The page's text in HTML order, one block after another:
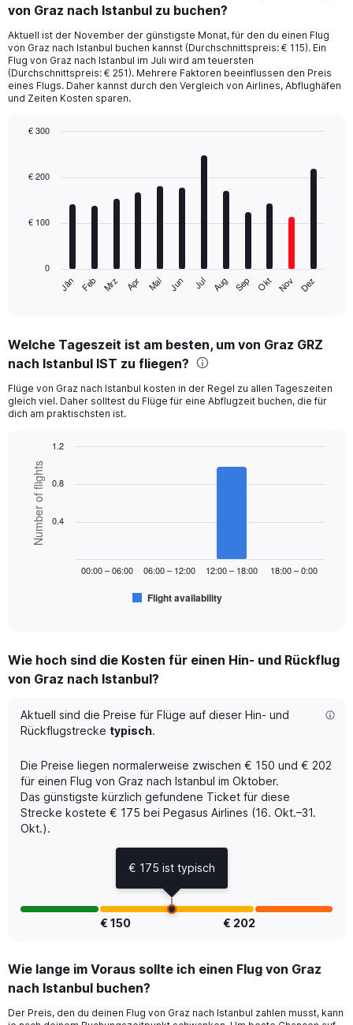
von Graz nach Istanbul zu buchen?
Aktuell ist der November der günstigste Monat, für den du einen Flug
von Graz nach Istanbul buchen kannst (Durchschnittspreis: € 115). Ein
Flug von Graz nach Istanbul im Juli wird am teuersten
(Durchschnittspreis: € 251). Mehrere Faktoren beeinflussen den Preis
eines Flugs. Daher kannst durch den Vergleich von Airlines, Abflughäfen
und Zeiten Kosten sparen.
with
The
Range:
12
The
chart
axis
displaying
values.
Range:
Jän Feb Mrz Apr Mai Jun Jul Aug Sep Okt Nov Dez
0
€ 100
€ 200
€ 300
Welche Tageszeit ist am besten, um von Graz GRZ
nach Istanbul IST zu fliegen?
Flüge von Graz nach Istanbul kosten in der Regel zu allen Tageszeiten
gleich viel. Daher solltest du Flüge für eine Abflugzeit buchen, die für
dich am praktischsten ist.
Bar
chart
with
bars.
The
Range:
6
The
chart
has
Y
axis
displaying
Number
of
1.2.
Chart
graphic.
Number of flights
Flight availability
00:00 – 06:00 06:00 – 12:00 12:00 – 18:00 18:00 – 0:00
0.4
0.8
1.2
Wie hoch sind die Kosten für einen Hin- und Rückflug
von Graz nach Istanbul?
Aktuell sind die Preise für Flüge auf dieser Hin- und
Rückflugstrecke typisch.
Die Preise liegen normalerweise zwischen € 150 und € 202
für einen Flug von Graz nach Istanbul im Oktober.
Das günstigste kürzlich gefundene Ticket für diese
Strecke kostete € 175 bei Pegasus Airlines (16. Okt.–31.
Okt.).
€ 150 € 202
Wie lange im Voraus sollte ich einen Flug von Graz
nach Istanbul buchen?
Der Preis, den du deinen Flug von Graz nach Istanbul zahlen musst, kann
€ 175 ist typisch